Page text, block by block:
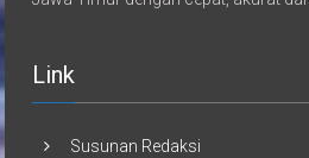
Link
Susunan Redaksi